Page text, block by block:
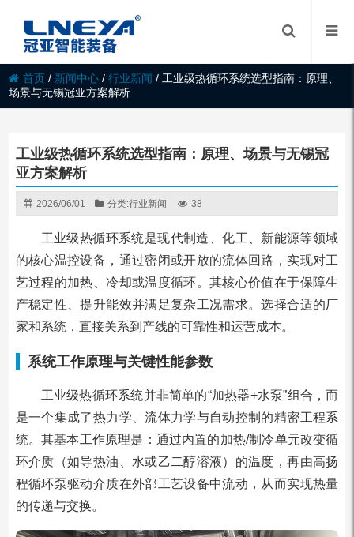
首页 / 新闻中心 /行业新闻 / 工业级热循环系统选型指南：原理、
场景与无锡冠亚方案解析
工业级热循环系统选型指南：原理、场景与无锡冠
亚方案解析
2026/06/01 分类:行业新闻 38
工业级热循环系统是现代制造、化工、新能源等领域
的核心温控设备，通过密闭或开放的流体回路，实现对工
艺过程的加热、冷却或温度循环。其核心价值在于保障生
产稳定性、提升能效并满足复杂工况需求。选择合适的厂
家和系统，直接关系到产线的可靠性和运营成本。
系统工作原理与关键性能参数
工业级热循环系统并非简单的“加热器+水泵”组合，而
是一个集成了热力学、流体力学与自动控制的精密工程系
统。其基本工作原理是：通过内置的加热/制冷单元改变循
环介质（如导热油、水或乙二醇溶液）的温度，再由高扬
程循环泵驱动介质在外部工艺设备中流动，从而实现热量
的传递与交换。